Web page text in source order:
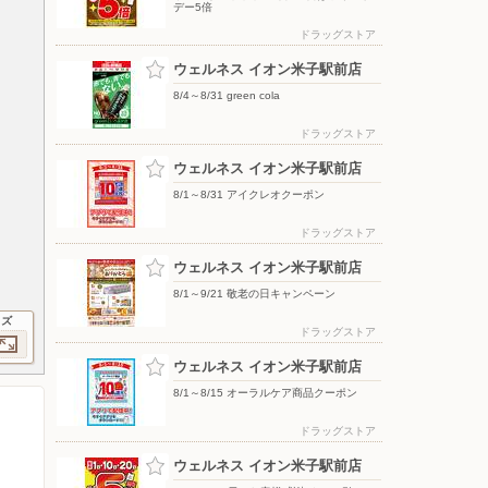
デー5倍
ドラッグストア
ウェルネス イオン米子駅前店
8/4～8/31 green cola
ドラッグストア
ウェルネス イオン米子駅前店
8/1～8/31 アイクレオクーポン
ドラッグストア
ウェルネス イオン米子駅前店
8/1～9/21 敬老の日キャンペーン
ドラッグストア
ウェルネス イオン米子駅前店
8/1～8/15 オーラルケア商品クーポン
ドラッグストア
ウェルネス イオン米子駅前店